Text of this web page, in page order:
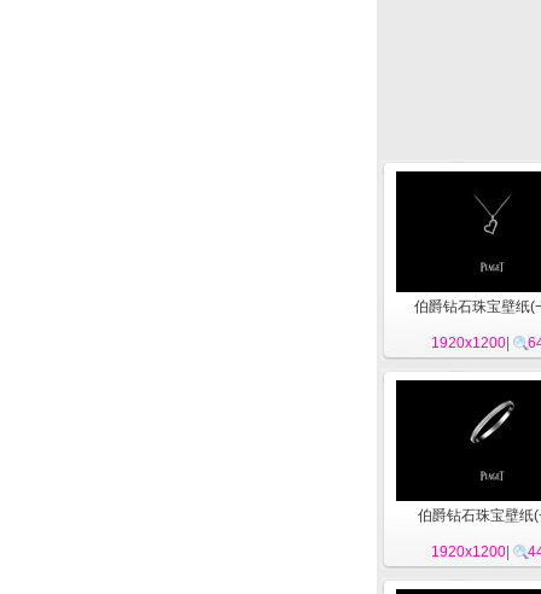
伯爵钻石珠宝壁纸(
1920x1200
伯爵钻石珠宝壁纸
1920x1200